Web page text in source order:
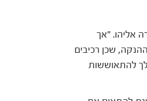
אליהו. "אך
לנשים הרות ואומגה 3 גם בתקופת ההנקה, שכן רכיבים
להתאוששות